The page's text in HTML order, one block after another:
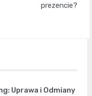
prezencie?
Uprawa i Odmiany